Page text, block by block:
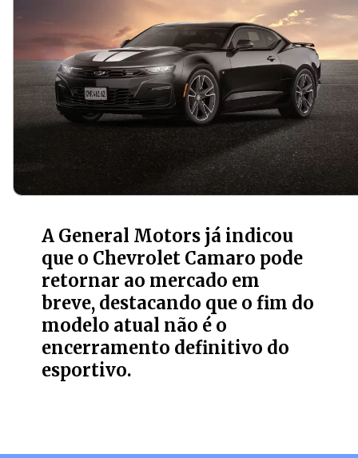
A General Motors já indicou
que o Chevrolet Camaro pode
retornar ao mercado em
breve, destacando que o fim do
modelo atual não é o
encerramento definitivo do
esportivo.